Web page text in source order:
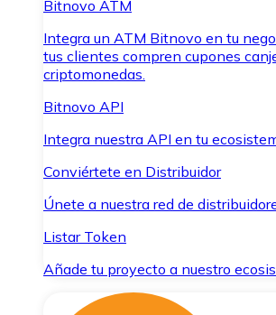
Bitnovo ATM
Integra un ATM Bitnovo en tu
tus clientes compren cupones
criptomonedas.
Bitnovo API
Integra nuestra API en tu
Conviértete en Distribuidor
Únete a nuestra red de
Listar Token
Añade tu proyecto a nuestro